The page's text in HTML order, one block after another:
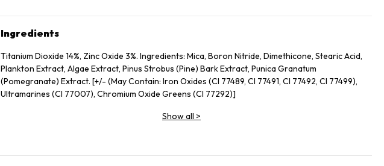
Ingredients
Titanium Dioxide 14%, Zinc Oxide 3%. Ingredients: Mica, Boron Nitride, Dimethicone, Stearic Acid,
Plankton Extract, Algae Extract, Pinus Strobus (Pine) Bark Extract, Punica Granatum
(Pomegranate) Extract. [+/- (May Contain: Iron Oxides (CI 77489, CI 77491, CI 77492, CI 77499),
Ultramarines (CI 77007), Chromium Oxide Greens (CI 77292)]
Show all >